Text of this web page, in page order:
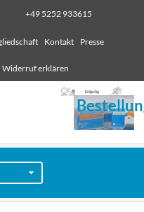
+49 5252 933615
Kontakt Presse
Widerruf erklären